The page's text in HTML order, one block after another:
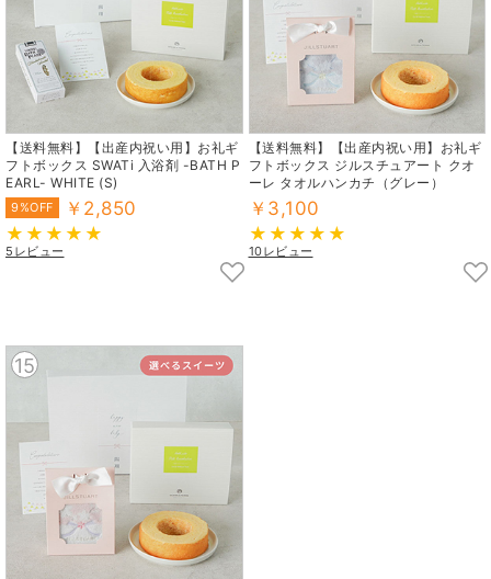
【送料無料】【出産内祝い用】お礼ギ
フトボックス SWATi 入浴剤 -BATH P
EARL- WHITE (S)
9%OFF ￥2,850
5レビュー
【送料無料】【出産内祝い用】お礼ギ
フトボックス ジルスチュアート クオ
ーレ タオルハンカチ（グレー）
￥3,100
10レビュー
15